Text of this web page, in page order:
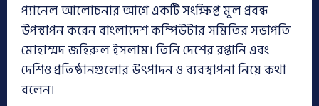
প্যানেল আলোচনার আগে একটি সংক্ষিপ্ত মূল প্রবন্ধ
উপস্থাপন করেন বাংলাদেশ কম্পিউটার সমিতির সভাপতি
মোহাম্মদ জহিরুল ইসলাম। তিনি দেশের রপ্তানি এবং
দেশিও প্রতিষ্ঠানগুলোর উৎপাদন ও ব্যবস্থাপনা নিয়ে কথা
বলেন।